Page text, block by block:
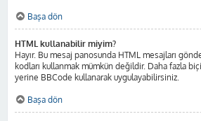
Başa dön
HTML kullanabilir miyim?
Hayır. Bu mesaj panosunda HTML mesajları
kodları kullanmak mümkün değildir. Daha fazla
yerine BBCode kullanarak uygulayabilirsiniz.
Başa dön